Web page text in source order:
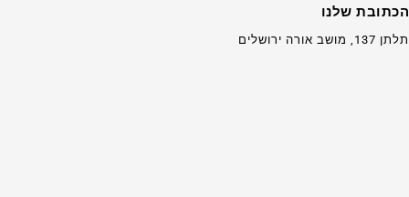
הכתובת שלנו
תלתן 137, מושב אורה ירושלים